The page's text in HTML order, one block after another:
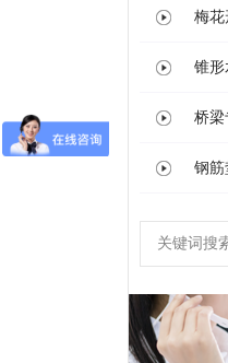
梅花
锥形
桥梁
钢筋